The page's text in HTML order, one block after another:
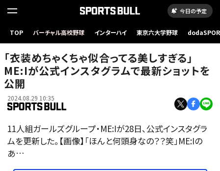
今日の予定
TOP バーチャル高校野球 インターハイ 東京六大学野球
「衣装めちゃくちゃ似合ってる美しすぎる」
ME:Iが公式インスタグラムで最新ショットを
公開
2024.08.29 10:35
11人組ガールズグループ・ME:Iが28日、公式インスタグラ
ムを更新した。【画像】「ほんと何頭身なの？？笑」ME:Iの
あ…